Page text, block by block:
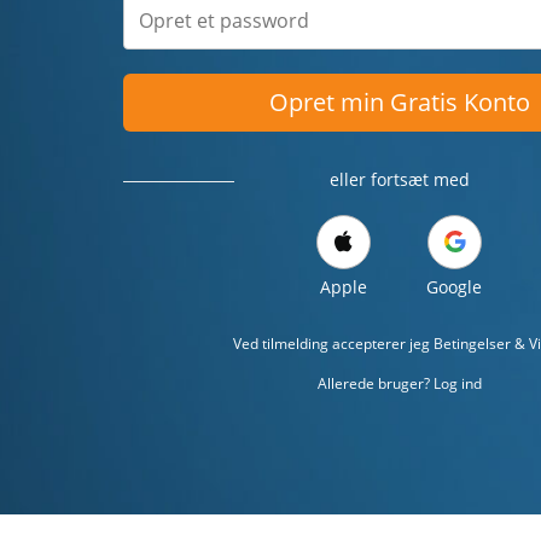
Opret min Gratis Konto
eller fortsæt med
Apple Google
Ved tilmelding accepterer jeg Betingelser &
Allerede bruger? Log ind